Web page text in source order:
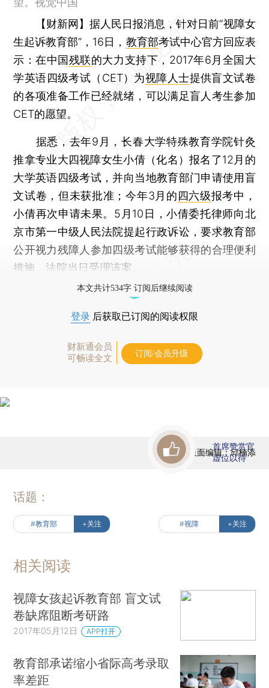
【财新网】 据人民日报消息，针对日前“视障女
生起诉教育部”，16日， 教育部考试中心官方回应表
示：在中国残联的大力支持下，2017年6月全国大
学英语四级考试（CET）为视障人士提供盲文试卷
的各项准备工作已经就绪，可以满足盲人考生参加
CET的愿望。
据悉，去年9月，长春大学特殊教育学院针灸
推拿专业大四视障女生小倩（化名）报名了12月的
大学英语四级考试，并向当地教育部门申请使用盲
文试卷，但未获批准；今年3月的四六级报考中，
小倩再次申请未果。5月10日，小倩委托律师向北
京市第一中级人民法院提起行政诉讼，要求教育部
公开视力残障人参加四级考试能够获得的合理便利
措施，法院当日受理该案。
本文共计534字 订阅后继续阅读
登录 后获取已订阅的阅读权限
财新通会员
可畅读全文
订阅/会员升级
版面编辑：邱楠添
首席赞赏官
虚位以待
话题：
#教育部 +关注 #视障 +关注
相关阅读
视障女孩起诉教育部 盲文试
卷缺席阻断考研路
2017年05月12日 APP打开
教育部承诺缩小省际高考录取
率差距